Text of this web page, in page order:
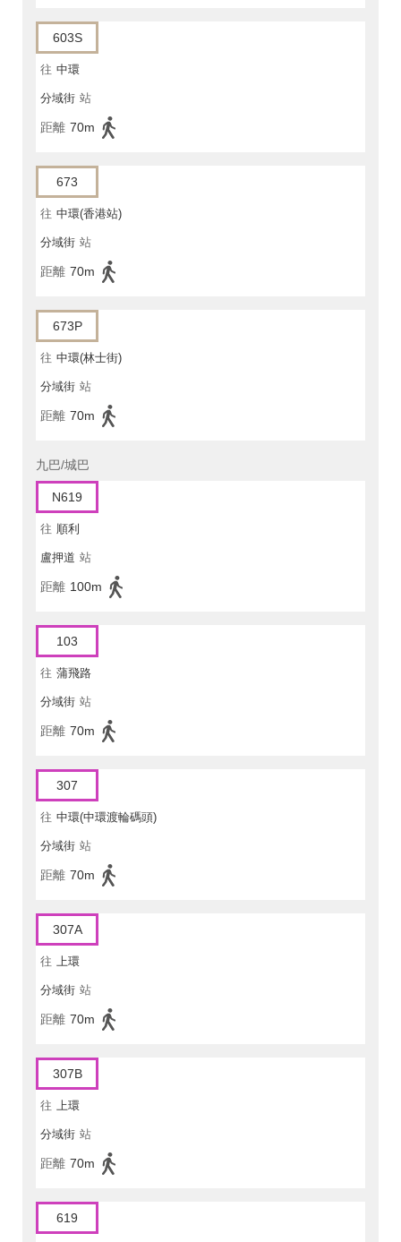
603S
往 中環
分域街 站
距離 70m
673
往 中環(香港站)
分域街 站
距離 70m
673P
往 中環(林士街)
分域街 站
距離 70m
九巴/城巴
N619
往 順利
盧押道 站
距離 100m
103
往 蒲飛路
分域街 站
距離 70m
307
往 中環(中環渡輪碼頭)
分域街 站
距離 70m
307A
往 上環
分域街 站
距離 70m
307B
往 上環
分域街 站
距離 70m
619